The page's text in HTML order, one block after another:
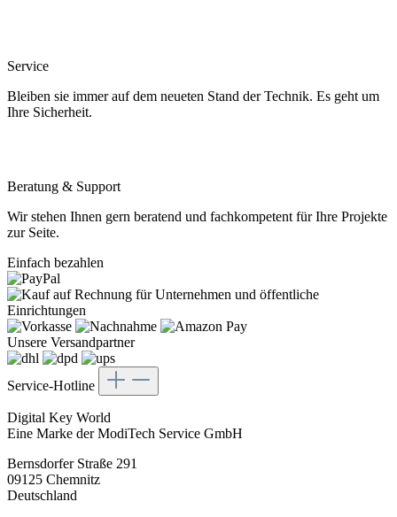
Service
Bleiben sie immer auf dem neueten Stand der Technik. Es geht um
Ihre Sicherheit.
Beratung & Support
Wir stehen Ihnen gern beratend und fachkompetent für Ihre Projekte
zur Seite.
Einfach bezahlen
Unsere Versandpartner
Service-Hotline
Digital Key World
Eine Marke der ModiTech Service GmbH
Bernsdorfer Straße 291
09125 Chemnitz
Deutschland